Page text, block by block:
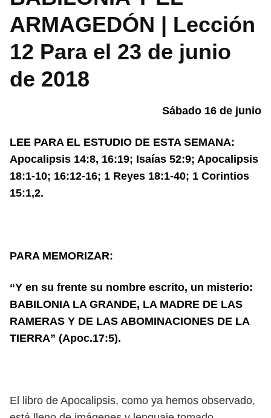
ARMAGEDÓN | Lección
12 Para el 23 de junio
de 2018
Sábado 16 de junio
LEE PARA EL ESTUDIO DE ESTA SEMANA:
Apocalipsis 14:8, 16:19; Isaías 52:9; Apocalipsis
18:1-10; 16:12-16; 1 Reyes 18:1-40; 1 Corintios
15:1,2.
PARA MEMORIZAR:
“Y en su frente su nombre escrito, un misterio:
BABILONIA LA GRANDE, LA MADRE DE LAS
RAMERAS Y DE LAS ABOMINACIONES DE LA
TIERRA” (Apoc.17:5).
El libro de Apocalipsis, como ya hemos observado,